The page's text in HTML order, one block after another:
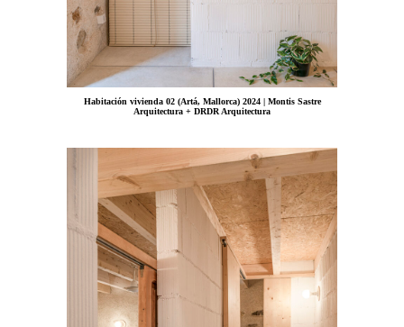
Habitación vivienda 02 (Artá, Mallorca) 2024 | Montis Sastre
Arquitectura + DRDR Arquitectura